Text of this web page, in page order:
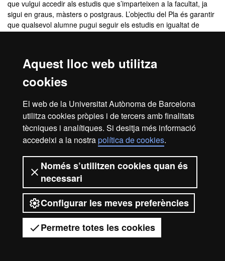
Aquest lloc web utilitza
cookies
El web de la Universitat Autònoma de Barcelona
utilitza cookies pròpies i de tercers amb finalitats
tècniques i analítiques. Si desitja més informació
accedeixi a la nostrapolítica de cookies.
Només s’utilitzen cookies quan és
necessari
Configurar les meves preferències
Permetre totes les cookies
Tens dubtes?
que vulgui accedir als estudis que s’imparteixen a la facultat, ja
sigui en graus, màsters o postgraus. L’objectiu del Pla és garantir
que qualsevol alumne pugui seguir els estudis en igualtat de
educatives específiques PATnee
Opina UAB
queixes i felitacions sobre el funcionalment de la UAB.
Avís legal Protecció de dades
Sobre el web
Accessibilitat web
2026 Universitat Autònoma de
Barcelona